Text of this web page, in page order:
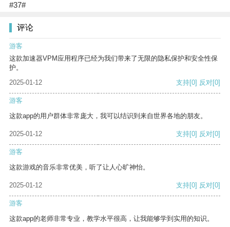
#37#
评论
游客
这款加速器VPM应用程序已经为我们带来了无限的隐私保护和安全性保
护。
2025-01-12
支持[0] 反对[0]
游客
这款app的用户群体非常庞大，我可以结识到来自世界各地的朋友。
2025-01-12 支持[0] 反对[0]
游客
这款游戏的音乐非常优美，听了让人心旷神怡。
2025-01-12 支持[0] 反对[0]
游客
这款app的老师非常专业，教学水平很高，让我能够学到实用的知识。